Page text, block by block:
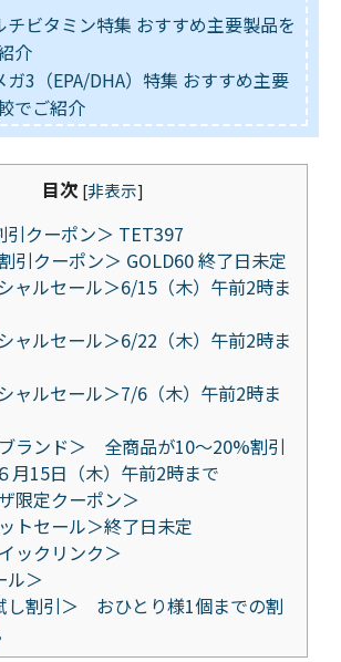
ビタミン特集 おすすめ主要製品を
介
3（EPA/DHA）特集 おすすめ主要
でご紹介
目次 [非表示]
引クーポン＞ TET397
引クーポン＞ GOLD60 終了日未定
ャルセール＞6/15（木）午前2時ま
ャルセール＞6/22（木）午前2時ま
ャルセール＞7/6（木）午前2時ま
ランド＞ 全商品が10～20%割引
月15日（木）午前2時まで
限定クーポン＞
トセール＞終了日未定
ックリンク＞
ル＞
し割引＞ おひとり様1個までの割